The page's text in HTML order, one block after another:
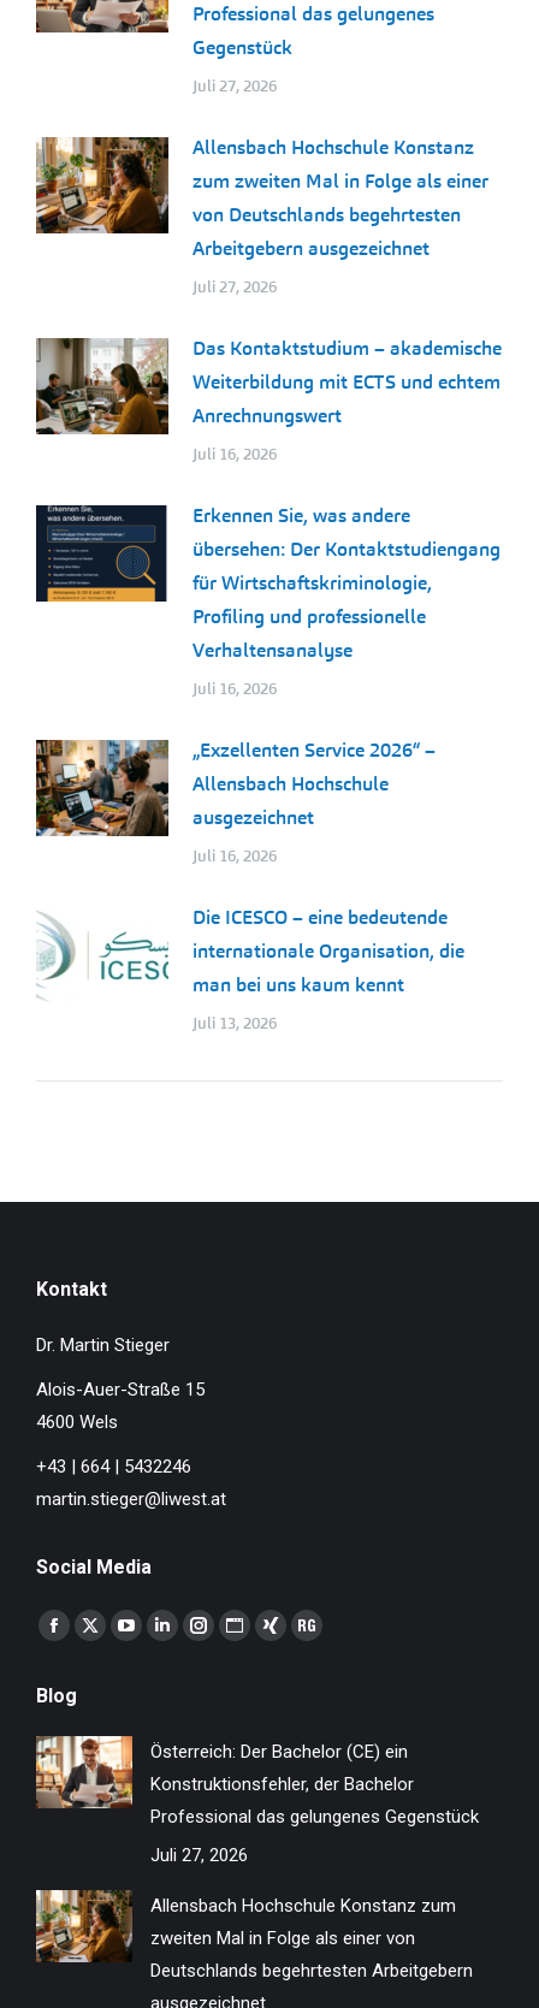
Professional das gelungenes
Gegenstück
Juli 27, 2026
Allensbach Hochschule Konstanz
zum zweiten Mal in Folge als einer
von Deutschlands begehrtesten
Arbeitgebern ausgezeichnet
Juli 27, 2026
Das Kontaktstudium – akademische
Weiterbildung mit ECTS und echtem
Anrechnungswert
Juli 16, 2026
Erkennen Sie, was andere
übersehen: Der Kontaktstudiengang
für Wirtschaftskriminologie,
Profiling und professionelle
Verhaltensanalyse
Juli 16, 2026
„Exzellenten Service 2026“ –
Allensbach Hochschule
ausgezeichnet
Juli 16, 2026
Die ICESCO – eine bedeutende
internationale Organisation, die
man bei uns kaum kennt
Juli 13, 2026
Kontakt
Dr. Martin Stieger
Alois-Auer-Straße 15
4600 Wels
+43 | 664 | 5432246
martin.stieger@liwest.at
Social Media
Finden Sie uns auf:
Facebook
opens
in
new
window
X
in
new
window
YouTube
in
new
window
Linkedin
new
window
Instagram
new
window
Website
new
window
XING
new
window
ResearchGate
new
window
Blog
Österreich: Der Bachelor (CE) ein
Konstruktionsfehler, der Bachelor
Professional das gelungenes Gegenstück
Juli 27, 2026
Allensbach Hochschule Konstanz zum
zweiten Mal in Folge als einer von
Deutschlands begehrtesten Arbeitgebern
ausgezeichnet